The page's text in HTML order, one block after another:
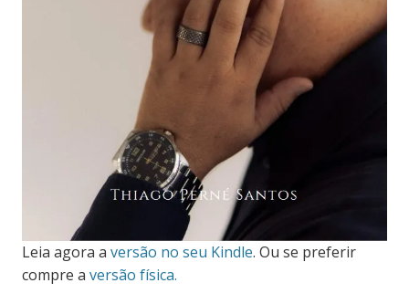
Leia agora a versão no seu Kindle. Ou se preferir
compre a versão física.